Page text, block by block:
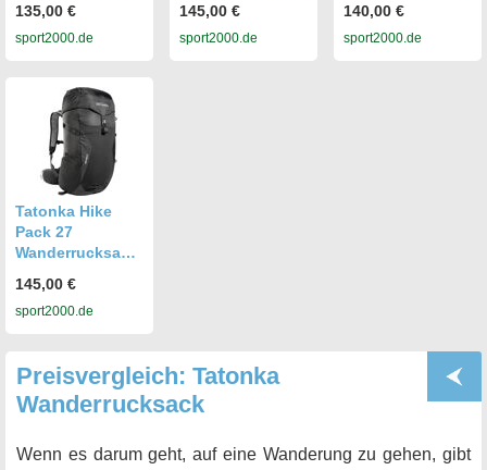
135,00 €
sport2000.de
145,00 €
sport2000.de
140,00 €
sport2000.de
Tatonka Hike
Pack 27
Wanderrucksack,
145,00 €
sport2000.de
Preisvergleich: Tatonka
Wanderrucksack
Wenn es darum geht, auf eine Wanderung zu gehen, gibt